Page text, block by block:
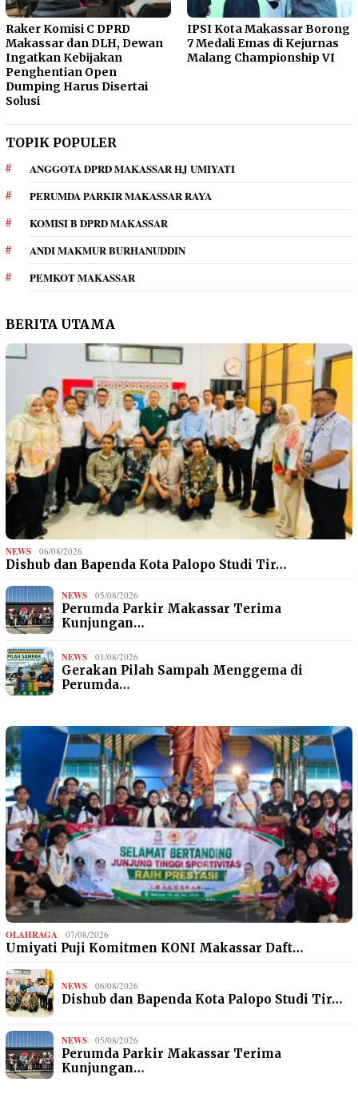
Raker Komisi C DPRD
Makassar dan DLH, Dewan
Ingatkan Kebijakan
Penghentian Open
Dumping Harus Disertai
Solusi
IPSI Kota Makassar Borong
7 Medali Emas di Kejurnas
Malang Championship VI
TOPIK POPULER
ANGGOTA DPRD MAKASSAR HJ UMIYATI
PERUMDA PARKIR MAKASSAR RAYA
KOMISI B DPRD MAKASSAR
ANDI MAKMUR BURHANUDDIN
PEMKOT MAKASSAR
BERITA UTAMA
NEWS 06/08/2026
Dishub dan Bapenda Kota Palopo Studi Tir…
NEWS 05/08/2026
Perumda Parkir Makassar Terima
Kunjungan…
NEWS 01/08/2026
Gerakan Pilah Sampah Menggema di
Perumda…
OLAHRAGA 07/08/2026
Umiyati Puji Komitmen KONI Makassar Daft…
NEWS 06/08/2026
Dishub dan Bapenda Kota Palopo Studi Tir…
NEWS 05/08/2026
Perumda Parkir Makassar Terima
Kunjungan…